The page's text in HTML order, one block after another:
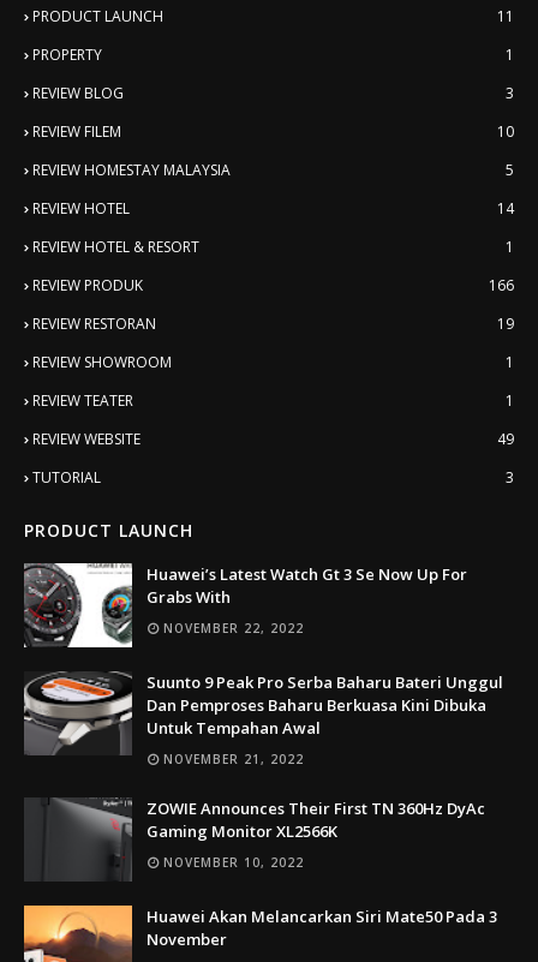
PRODUCT LAUNCH
11
PROPERTY
1
REVIEW BLOG
3
REVIEW FILEM
10
REVIEW HOMESTAY MALAYSIA
5
REVIEW HOTEL
14
REVIEW HOTEL & RESORT
1
REVIEW PRODUK
166
REVIEW RESTORAN
19
REVIEW SHOWROOM
1
REVIEW TEATER
1
REVIEW WEBSITE
49
TUTORIAL
3
PRODUCT LAUNCH
Huawei’s Latest Watch Gt 3 Se Now Up For
Grabs With
NOVEMBER 22, 2022
Suunto 9 Peak Pro Serba Baharu Bateri Unggul
Dan Pemproses Baharu Berkuasa Kini Dibuka
Untuk Tempahan Awal
NOVEMBER 21, 2022
ZOWIE Announces Their First TN 360Hz DyAc
Gaming Monitor XL2566K
NOVEMBER 10, 2022
Huawei Akan Melancarkan Siri Mate50 Pada 3
November